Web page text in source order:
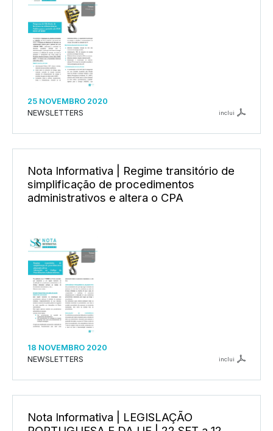
25 NOVEMBRO 2020
NEWSLETTERS
inclui
Nota Informativa | Regime transitório de
simplificação de procedimentos
administrativos e altera o CPA
18 NOVEMBRO 2020
NEWSLETTERS
inclui
Nota Informativa | LEGISLAÇÃO